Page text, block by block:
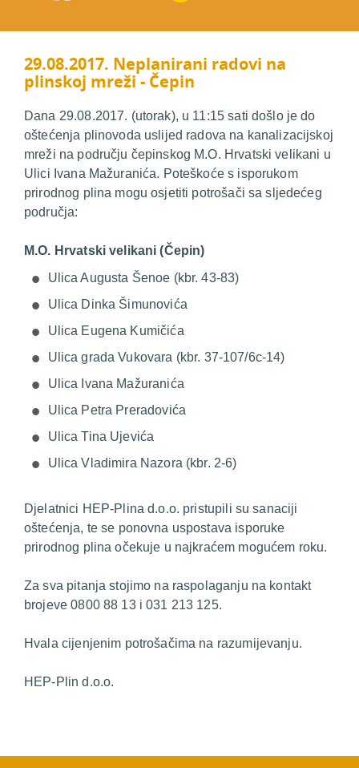
29.08.2017. Neplanirani radovi na
plinskoj mreži - Čepin
Dana 29.08.2017. (utorak), u 11:15 sati došlo je do
oštećenja plinovoda uslijed radova na kanalizacijskoj
mreži na području čepinskog M.O. Hrvatski velikani u
Ulici Ivana Mažuranića. Poteškoće s isporukom
prirodnog plina mogu osjetiti potrošači sa sljedećeg
područja:
M.O. Hrvatski velikani (Čepin)
Ulica Augusta Šenoe (kbr. 43-83)
Ulica Dinka Šimunovića
Ulica Eugena Kumičića
Ulica grada Vukovara (kbr. 37-107/6c-14)
Ulica Ivana Mažuranića
Ulica Petra Preradovića
Ulica Tina Ujevića
Ulica Vladimira Nazora (kbr. 2-6)
Djelatnici HEP-Plina d.o.o. pristupili su sanaciji
oštećenja, te se ponovna uspostava isporuke
prirodnog plina očekuje u najkraćem mogućem roku.
Za sva pitanja stojimo na raspolaganju na kontakt
brojeve 0800 88 13 i 031 213 125.
Hvala cijenjenim potrošačima na razumijevanju.
HEP-Plin d.o.o.